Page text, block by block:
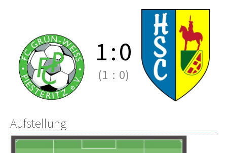
1:0
(1 : 0)
Aufstellung